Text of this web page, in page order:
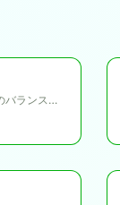
GPT-5.6 Terra は、GPT-5.6 ファミリのバランスの取れた OpenAI モデルです。 OpenAI は、これをインテリジェンスとコストのバランスをとるワークロードに位置付けており、初期の GPT-5 ファミリで使用されていたミニ モデル層にほぼ対応していると述べています。